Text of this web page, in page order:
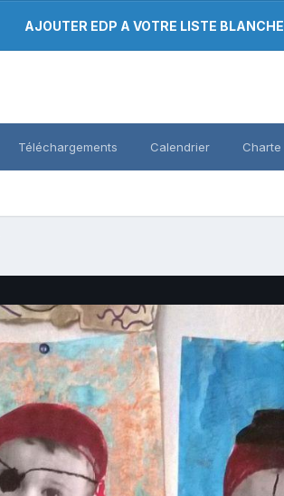
AJOUTER EDP A VOTRE LISTE BLANCHE
Téléchargements Calendrier Charte